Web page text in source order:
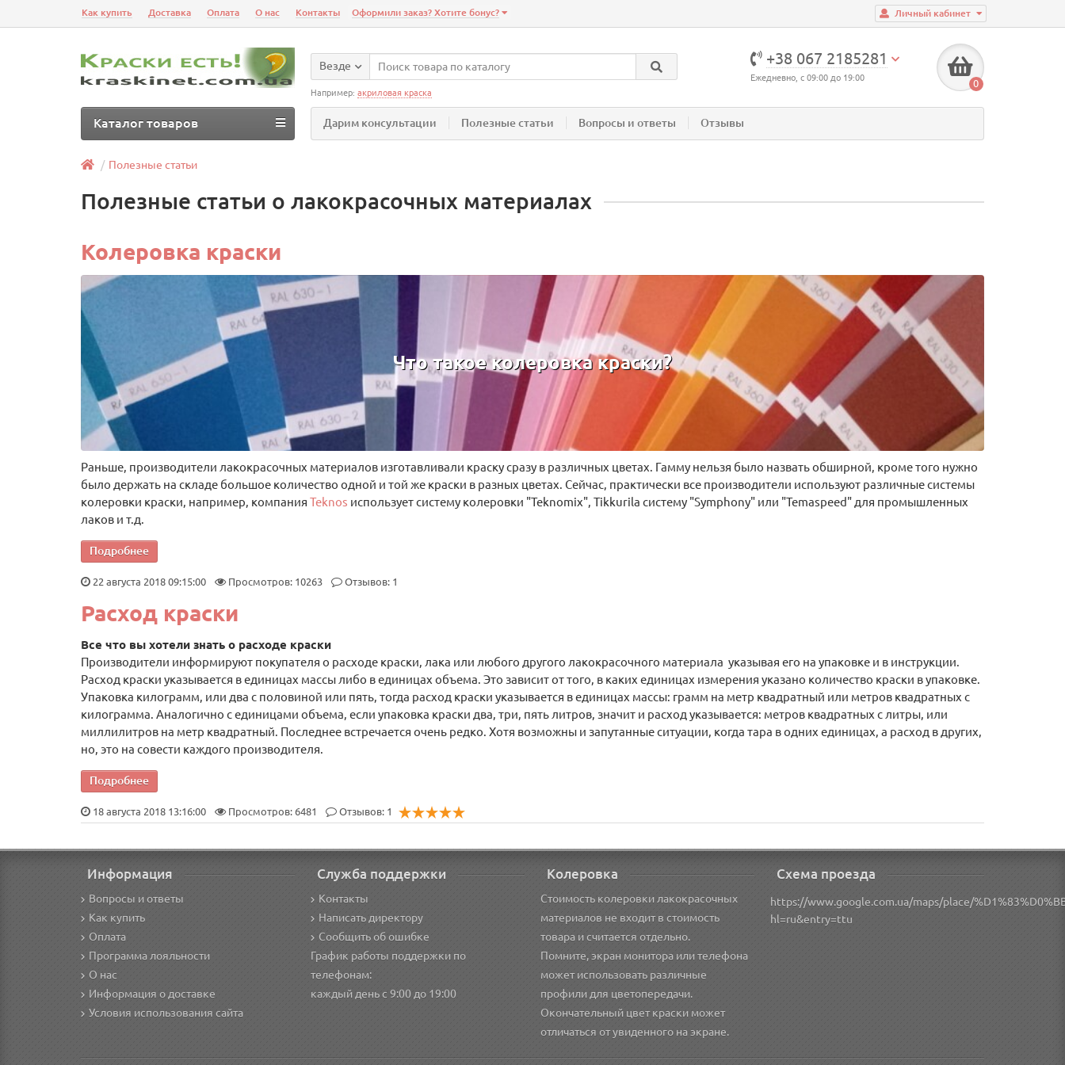
Личный кабинет
Как купить Доставка Оплата О нас Контакты Оформили заказ? Хотите бонус?
+38 067 2185281
Ежедневно, с 09:00 до 19:00 0
Везде
Например: акриловая краска
Дарим консультации Полезные статьи Вопросы и ответы Отзывы
Каталог товаров
Полезные статьи
Полезные статьи о лакокрасочных материалах
Колеровка краски
Что такое колеровка краски?
Раньше, производители лакокрасочных материалов изготавливали краску сразу в различных цветах. Гамму нельзя было назвать обширной, кроме того нужно
было держать на складе большое количество одной и той же краски в разных цветах. Сейчас, практически все производители используют различные системы
колеровки краски, например, компания Teknos использует систему колеровки "Teknomix", Tikkurila систему "Symphony" или "Temaspeed" для промышленных
лаков и т.д.
Подробнее
22 августа 2018 09:15:00 Просмотров: 10263 Отзывов: 1
Расход краски
Все что вы хотели знать о расходе краски
Производители информируют покупателя о расходе краски, лака или любого другого лакокрасочного материала указывая его на упаковке и в инструкции.
Расход краски указывается в единицах массы либо в единицах объема. Это зависит от того, в каких единицах измерения указано количество краски в упаковке.
Упаковка килограмм, или два с половиной или пять, тогда расход краски указывается в единицах массы: грамм на метр квадратный или метров квадратных с
килограмма. Аналогично с единицами объема, если упаковка краски два, три, пять литров, значит и расход указывается: метров квадратных с литры, или
миллилитров на метр квадратный. Последнее встречается очень редко. Хотя возможны и запутанные ситуации, когда тара в одних единицах, а расход в других,
но, это на совести каждого производителя.
Подробнее
18 августа 2018 13:16:00 Просмотров: 6481 Отзывов: 1
Информация
Вопросы и ответы
Как купить
Оплата
Программа лояльности
О нас
Информация о доставке
Условия использования сайта
Служба поддержки
Контакты
Написать директору
Сообщить об ошибке
График работы поддержки по
телефонам:
каждый день с 9:00 до 19:00
Колеровка
Стоимость колеровки лакокрасочных
материалов не входит в стоимость
товара и считается отдельно.
Помните, экран монитора или телефона
может использовать различные
профили для цветопередачи.
Окончательный цвет краски может
отличаться от увиденного на экране.
Схема проезда
https://www.google.com.ua/maps/place/
hl=ru&entry=ttu